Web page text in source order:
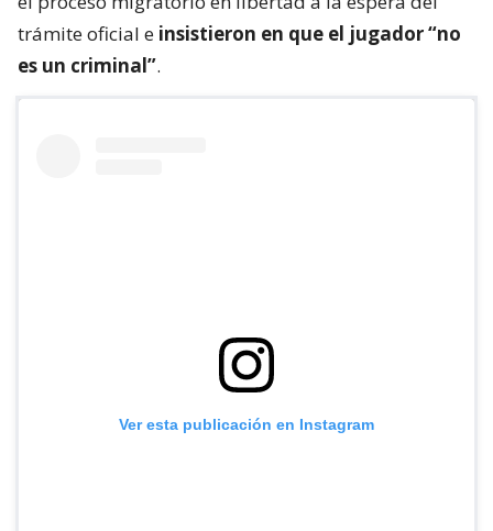
trámite oficial e insistieron en que el jugador “no
es un criminal”.
Ver esta publicación en Instagram